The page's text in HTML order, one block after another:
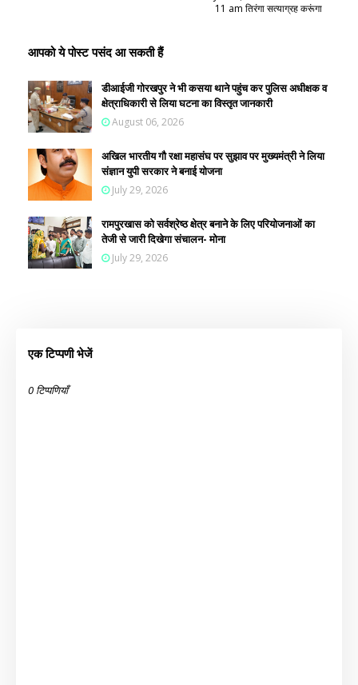
11 am तिरंगा सत्याग्रह करूंगा
आपको ये पोस्ट पसंद आ सकती हैं
डीआईजी गोरखपुर ने भी कसया थाने पहुंच कर पुलिस अधीक्षक व
क्षेत्राधिकारी से लिया घटना का विस्तृत जानकारी
August 06, 2026
अखिल भारतीय गौ रक्षा महासंघ पर सुझाव पर मुख्यमंत्री ने लिया
संज्ञान युपी सरकार ने बनाई योजना
July 29, 2026
रामपुरखास को सर्वश्रेष्ठ क्षेत्र बनाने के लिए परियोजनाओं का
तेजी से जारी दिखेगा संचालन- मोना
July 29, 2026
एक टिप्पणी भेजें
0 टिप्पणियाँ